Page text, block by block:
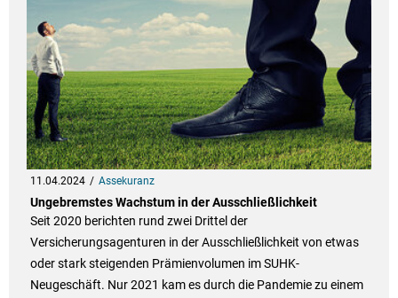
11.04.2024 Assekuranz
Ungebremstes Wachstum in der Ausschließlichkeit
Seit 2020 berichten rund zwei Drittel der
Versicherungsagenturen in der Ausschließlichkeit von etwas
oder stark steigenden Prämienvolumen im SUHK-
Neugeschäft. Nur 2021 kam es durch die Pandemie zu einem